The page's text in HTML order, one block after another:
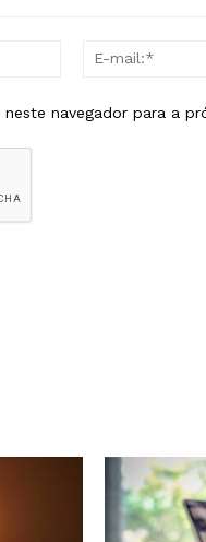
Nome:*
navegador para a